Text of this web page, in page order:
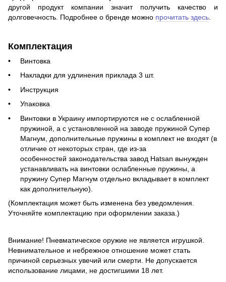
другой продукт компании значит получить качество и
долговечность. Подробнее о бренде можно прочитать здесь
Комплектация
Винтовка
Накладки для удлинения приклада 3 шт.
Инструкция
Упаковка
Винтовки в Украину импортируются не с ослабленной
пружиной, а с установленной на заводе пружиной Супер
Магнум, дополнительные пружины в комплект не входят (в
отличие от некоторых стран, где из-за
особенностей законодательства завод Hatsan вынужден
устанавливать на винтовки ослабленные пружины, а
пружину Супер Магнум отдельно вкладывает в комплект
как дополнительную).
(Комплектация может быть изменена без уведомления.
Уточняйте комплектацию при оформлении заказа .)
Внимание! Пневматическое оружие не является игрушкой.
Невнимательное и небрежное отношение может стать
причиной серьезных увечий или смерти. Не допускается
использование лицами, не достигшими 18 лет.